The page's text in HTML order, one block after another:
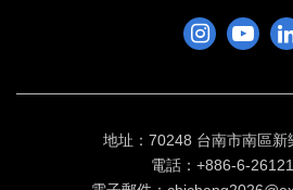
地址：70248 台南市南區新
電話：+886-6-